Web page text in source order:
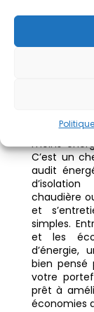
d’identifier
de
est
Rendre
moins
C’est un
audit
chaudière
et
simples.
et les
d’énergie,
bien
votre
prêt à
économies